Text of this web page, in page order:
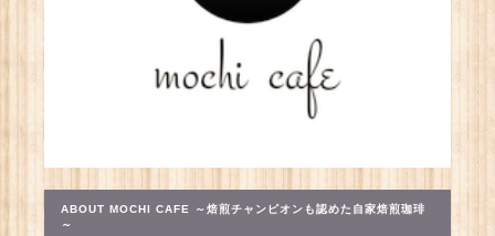
ABOUT MOCHI CAFE ～焙煎チャンピオンも認めた自家焙煎珈琲
～